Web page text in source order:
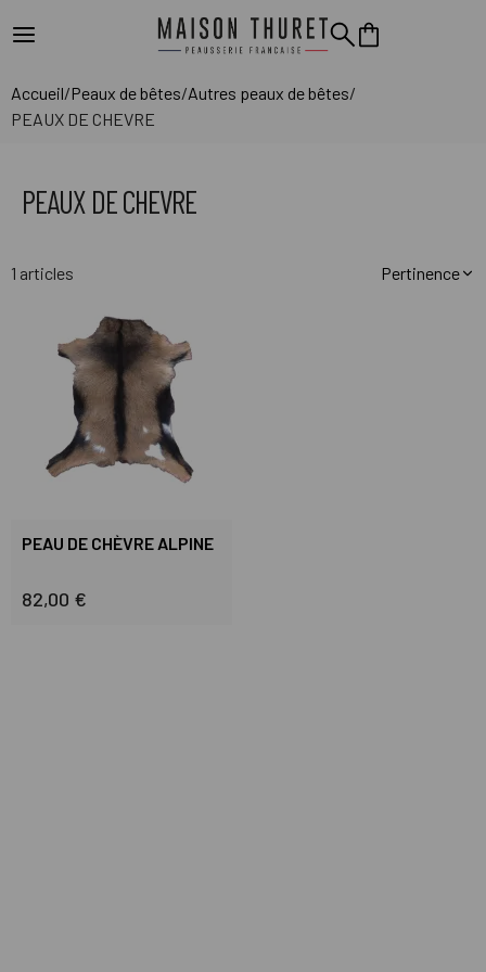
Accueil/Peaux de bêtes/Autres peaux de bêtes/
PEAUX DE CHEVRE
PEAUX DE CHEVRE
1 articles Pertinence
PEAU DE CHÈVRE ALPINE
82,00 €